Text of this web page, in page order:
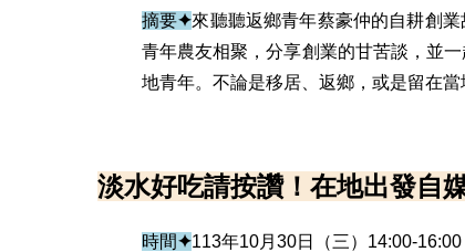
摘要✦來聽聽返鄉青年蔡豪仲的自耕創
青年農友相聚，分享創業的甘苦談，並
地青年。不論是移居、返鄉，或是留在
淡水好吃請按讚！在地出發自
時間✦113年10月30日（三）14:00-16:00